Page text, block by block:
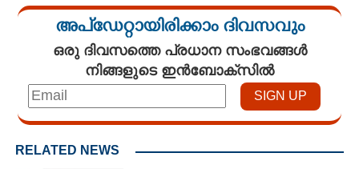
അപ്ഡേറ്റായിരിക്കാം ദിവസവും
ഒരു ദിവസത്തെ പ്രധാന സംഭവങ്ങൾ
നിങ്ങളുടെ ഇൻബോക്സിൽ
RELATED NEWS